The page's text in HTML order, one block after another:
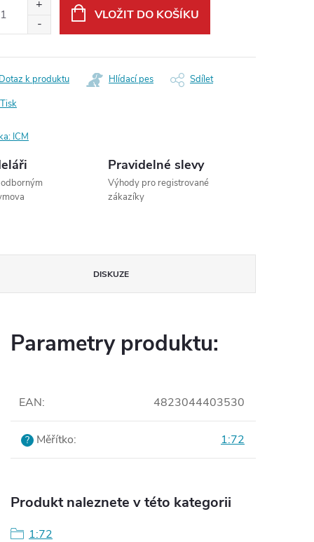
VLOŽIT DO KOŠÍKU
Tisk
k produktu Hlídací pes Sdílet
ICM
Pravidelné slevy
Výhody pro registrované
zákazíky
DISKUZE
Parametry produktu:
EAN: 4823044403530
? Měřítko: 1:72
Produkt naleznete v této kategorii
1:72